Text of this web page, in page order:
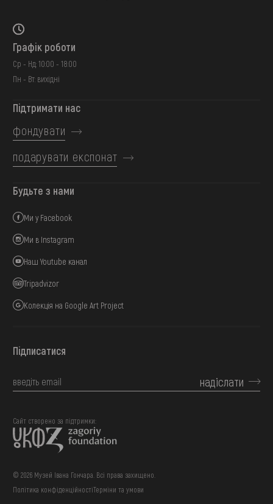
Графік роботи
Ср - Нд: 10:00 - 18:00
Пн - Вт: вихідні
Підтримати нас
фондувати
подарувати експонат
Будьте з нами
Ми у Facebook
Ми в Instagram
Наш Youtube канал
Tripadvizor
Колекція на Google Art Project
Підписатися
надіслати
© 2026 Музей Івана Гончара. Всі права захищено.
Сайт створено за підтримки:
Політика конфіденційностіТерміни та умови